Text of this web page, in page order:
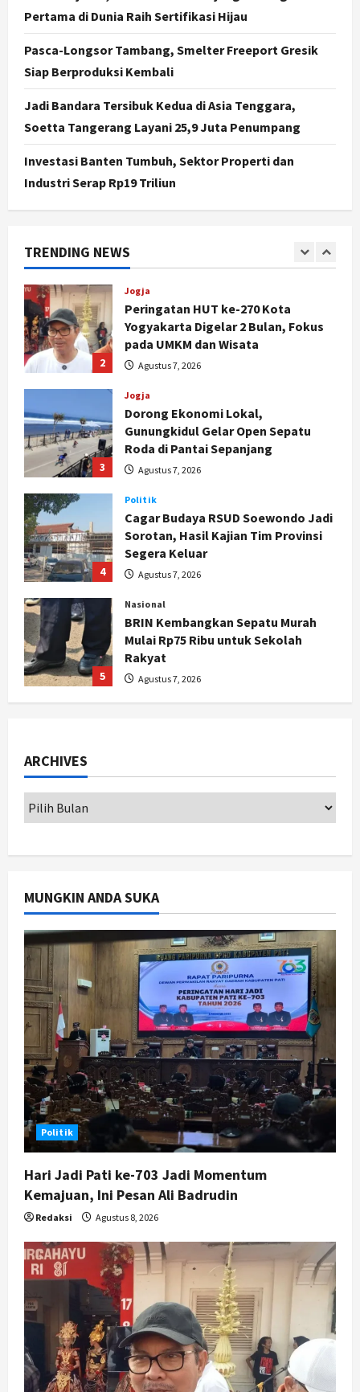
Pertama di Dunia Raih Sertifikasi Hijau
Pasca-Longsor Tambang, Smelter Freeport Gresik
Siap Berproduksi Kembali
Jadi Bandara Tersibuk Kedua di Asia Tenggara,
Soetta Tangerang Layani 25,9 Juta Penumpang
Investasi Banten Tumbuh, Sektor Properti dan
Industri Serap Rp19 Triliun
TRENDING NEWS
Segera Keluar
Agustus 7, 2026
5
Nasional
BRIN Kembangkan Sepatu Murah
Mulai Rp75 Ribu untuk Sekolah
Rakyat
1
Politik
2
Jogja
Peringatan HUT ke-270 Kota
Yogyakarta Digelar 2 Bulan, Fokus
pada UMKM dan Wisata
Agustus 7, 2026
3
Jogja
Dorong Ekonomi Lokal,
Gunungkidul Gelar Open Sepatu
Roda di Pantai Sepanjang
Agustus 7, 2026
4
Politik
Cagar Budaya RSUD Soewondo Jadi
Sorotan, Hasil Kajian Tim Provinsi
Segera Keluar
Agustus 7, 2026
5
Nasional
BRIN Kembangkan Sepatu Murah
Mulai Rp75 Ribu untuk Sekolah
Rakyat
Agustus 7, 2026
1
Politik
Agustus 8, 2026
Peringatan HUT ke-270 Kota
Jogja
Dorong Ekonomi Lokal,
Gunungkidul Gelar Open Sepatu
Roda di Pantai Sepanjang
Agustus 7, 2026
4
Politik
Cagar Budaya RSUD Soewondo Jadi
Sorotan, Hasil Kajian Tim Provinsi
Segera Keluar
Agustus 7, 2026
5
Nasional
BRIN Kembangkan Sepatu Murah
Mulai Rp75 Ribu untuk Sekolah
Rakyat
Agustus 7, 2026
ARCHIVES
MUNGKIN ANDA SUKA
Politik
Hari Jadi Pati ke-703 Jadi Momentum
Kemajuan, Ini Pesan Ali Badrudin
Redaksi Agustus 8, 2026